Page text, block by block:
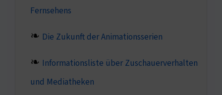
Fernsehens
Die Zukunft der Animationsserien
Informationsliste über Zuschauerverhalten
und Mediatheken